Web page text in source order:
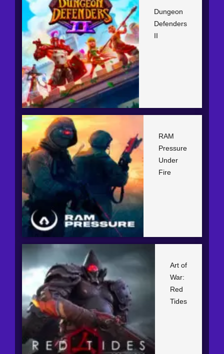
Dungeon
Defenders
II
RAM
Pressure
Under
Fire
Art of
War:
Red
Tides